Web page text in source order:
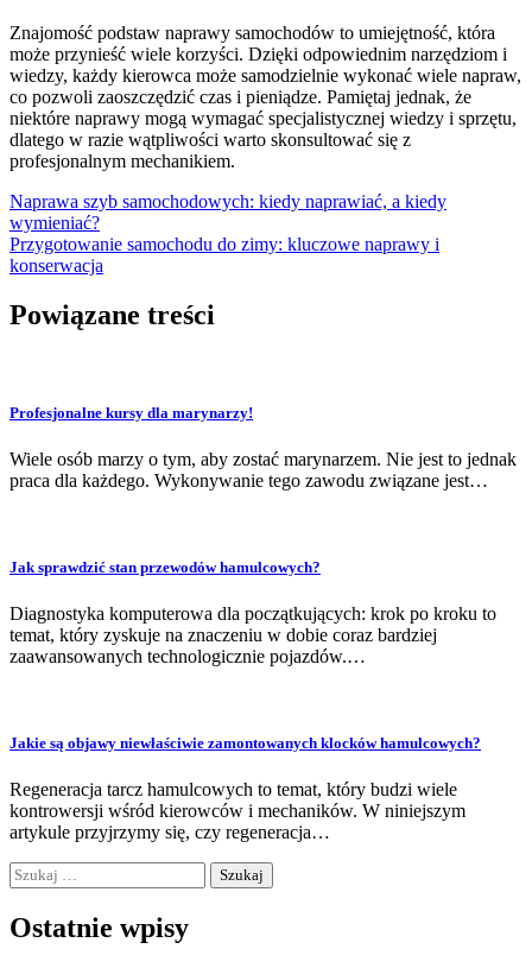
Znajomość podstaw naprawy samochodów to umiejętność, która
może przynieść wiele korzyści. Dzięki odpowiednim narzędziom i
wiedzy, każdy kierowca może samodzielnie wykonać wiele napraw,
co pozwoli zaoszczędzić czas i pieniądze. Pamiętaj jednak, że
niektóre naprawy mogą wymagać specjalistycznej wiedzy i sprzętu,
dlatego w razie wątpliwości warto skonsultować się z
profesjonalnym mechanikiem.
Nawigacja
wpisu
Naprawa szyb samochodowych: kiedy naprawiać, a kiedy
wymieniać?
Przygotowanie samochodu do zimy: kluczowe naprawy i
konserwacja
Powiązane treści
Profesjonalne kursy dla marynarzy!
Wiele osób marzy o tym, aby zostać marynarzem. Nie jest to jednak
praca dla każdego. Wykonywanie tego zawodu związane jest…
Jak sprawdzić stan przewodów hamulcowych?
Diagnostyka komputerowa dla początkujących: krok po kroku to
temat, który zyskuje na znaczeniu w dobie coraz bardziej
zaawansowanych technologicznie pojazdów.…
Jakie są objawy niewłaściwie zamontowanych klocków hamulcowych?
Regeneracja tarcz hamulcowych to temat, który budzi wiele
kontrowersji wśród kierowców i mechaników. W niniejszym
artykule przyjrzymy się, czy regeneracja…
Szukaj:
Ostatnie wpisy